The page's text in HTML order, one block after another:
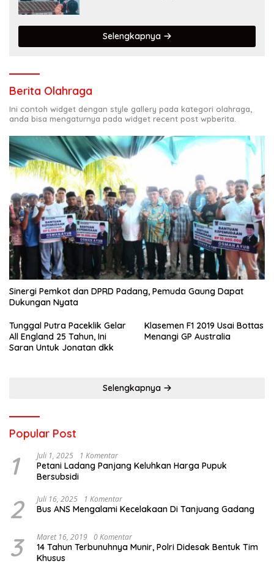
Selengkapnya
Berita Olahraga
Ini contoh widget dengan style gallery pada kategori olahraga,
anda bisa mengaturnya pada widget recent post wpberita.
Sinergi Pemkot dan DPRD Padang, Pemuda Gaung Dapat
Dukungan Nyata
Tunggal Putra Paceklik Gelar
All England 25 Tahun, Ini
Saran Untuk Jonatan dkk
Klasemen F1 2019 Usai Bottas
Menangi GP Australia
Selengkapnya
Popular Post
1 Juli 1, 2025 1 Komentar
Petani Ladang Panjang Keluhkan Harga Pupuk
Bersubsidi
2 Juli 16, 2025 1 Komentar
Bus ANS Mengalami Kecelakaan Di Tanjuang Gadang
3 Maret 16, 2019 0 Komentar
14 Tahun Terbunuhnya Munir, Polri Didesak Bentuk Tim
Khusus